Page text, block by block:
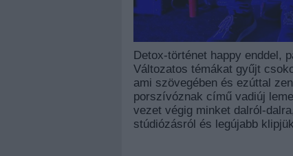
Detox-történet happy enddel,
Változatos témákat gyűjt
ami szövegében és ezúttal
porszívóznak című vadiúj
vezet végig minket dalról-
stúdiózásról és legújabb